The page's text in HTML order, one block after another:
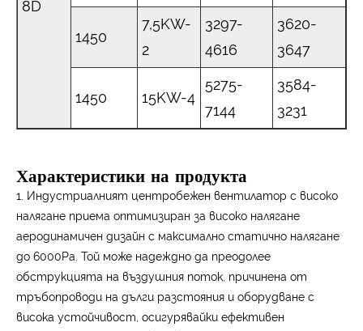
8D
1450
7,5KW-
2
3297-
4616
3620-
3647
1450 15KW-4
5275-
7144
3584-
3231
Характеристики на продукта
1. Индустриалният центробежен вентилатор с високо
налягане приема оптимизиран за високо налягане
аеродинамичен дизайн с максимално статично налягане
до 6000Pa. Той може надеждно да преодолее
обструкцията на въздушния поток, причинена от
тръбопроводи на дълги разстояния и оборудване с
висока устойчивост, осигурявайки ефективен